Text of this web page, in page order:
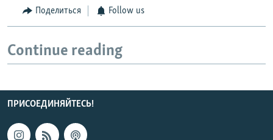
Поделиться Follow us
Continue reading
ПРИСОЕДИНЯЙТЕСЬ!